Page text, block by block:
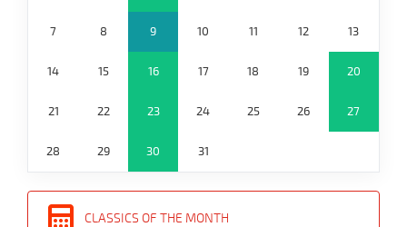
7 8 9 10 11 12 13
14 15 16 17 18 19 20
21 22 23 24 25 26 27
28 29 30 31
CLASSICS OF THE MONTH